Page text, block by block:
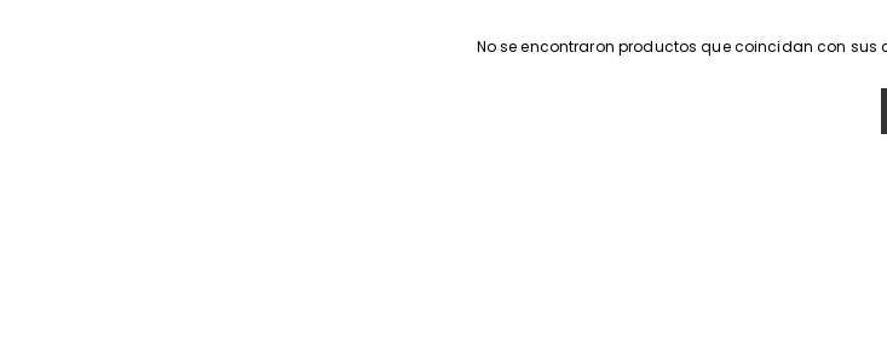
No se encontraron productos que coincidan con sus